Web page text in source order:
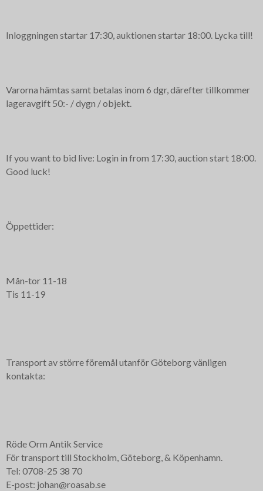
Inloggningen startar 17:30, auktionen startar 18:00. Lycka till!
Varorna hämtas samt betalas inom 6 dgr, därefter tillkommer
lageravgift 50:- / dygn / objekt.
If you want to bid live: Login in from 17:30, auction start 18:00.
Good luck!
Öppettider:
Mån-tor 11-18
Tis 11-19
Transport av större föremål utanför Göteborg vänligen
kontakta:
Röde Orm Antik Service
För transport till Stockholm, Göteborg, & Köpenhamn.
Tel: 0708-25 38 70
E-post: johan@roasab.se